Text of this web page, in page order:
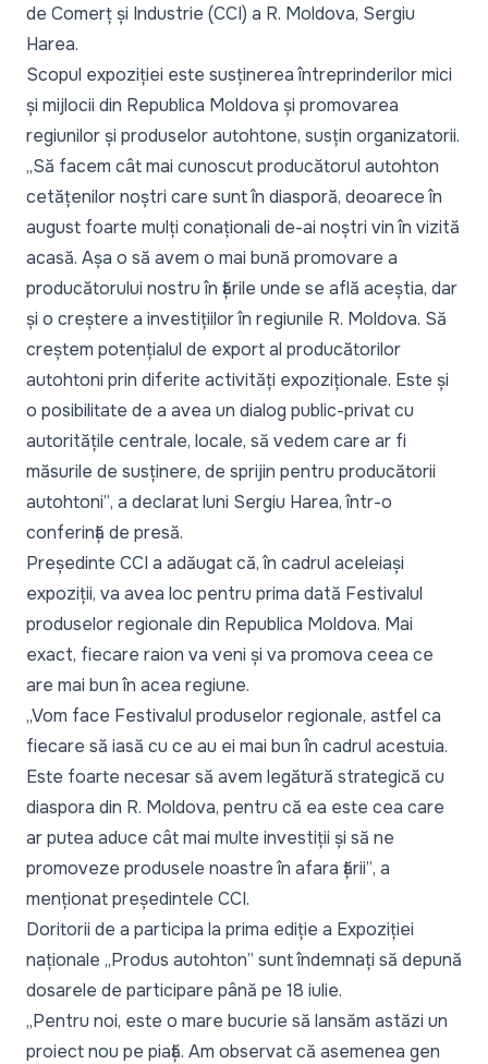
de Comerț și Industrie (CCI) a R. Moldova, Sergiu
Harea.
Scopul expoziției este susținerea întreprinderilor mici
și mijlocii din Republica Moldova și promovarea
regiunilor și produselor autohtone, susțin organizatorii.
„Să facem cât mai cunoscut producătorul autohton
cetățenilor noștri care sunt în diasporă, deoarece în
august foarte mulți conaționali de-ai noștri vin în vizită
acasă. Așa o să avem o mai bună promovare a
producătorului nostru în țările unde se află aceștia, dar
și o creștere a investițiilor în regiunile R. Moldova. Să
creștem potențialul de export al producătorilor
autohtoni prin diferite activități expoziționale. Este și
o posibilitate de a avea un dialog public-privat cu
autoritățile centrale, locale, să vedem care ar fi
măsurile de susținere, de sprijin pentru producătorii
autohtoni”, a declarat luni Sergiu Harea, într-o
conferință de presă.
Președinte CCI a adăugat că, în cadrul aceleiași
expoziții, va avea loc pentru prima dată Festivalul
produselor regionale din Republica Moldova. Mai
exact, fiecare raion va veni și va promova ceea ce
are mai bun în acea regiune.
„Vom face Festivalul produselor regionale, astfel ca
fiecare să iasă cu ce au ei mai bun în cadrul acestuia.
Este foarte necesar să avem legătură strategică cu
diaspora din R. Moldova, pentru că ea este cea care
ar putea aduce cât mai multe investiții și să ne
promoveze produsele noastre în afara țării”, a
menționat președintele CCI.
Doritorii de a participa la prima ediție a Expoziției
naționale „Produs autohton” sunt îndemnați să depună
dosarele de participare până pe 18 iulie.
„Pentru noi, este o mare bucurie să lansăm astăzi un
proiect nou pe piață. Am observat că asemenea gen